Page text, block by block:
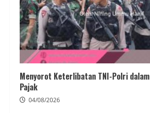
Menyorot Keterlibatan TNI-Polri
Pajak
04/08/2026